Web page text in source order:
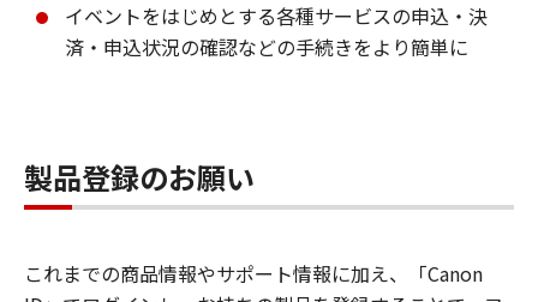
イベントをはじめとする各種サービスの申込・決
済・申込状況の確認などの手続きをより簡単に
製品登録のお願い
これまでの商品情報やサポート情報に加え、「Canon